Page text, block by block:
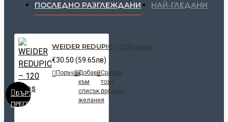
ПОСЛЕДНО РАЗГЛЕЖДАНИ НАЙ-ГЛЕДАНИ
БЪРЗ
ПРЕГЛЕД
WEIDER REDUPIC – 120 caps
€30.50 (59.65лв)
ПоръчайДобави
към
списък с
желания
Сравни
този
продукт